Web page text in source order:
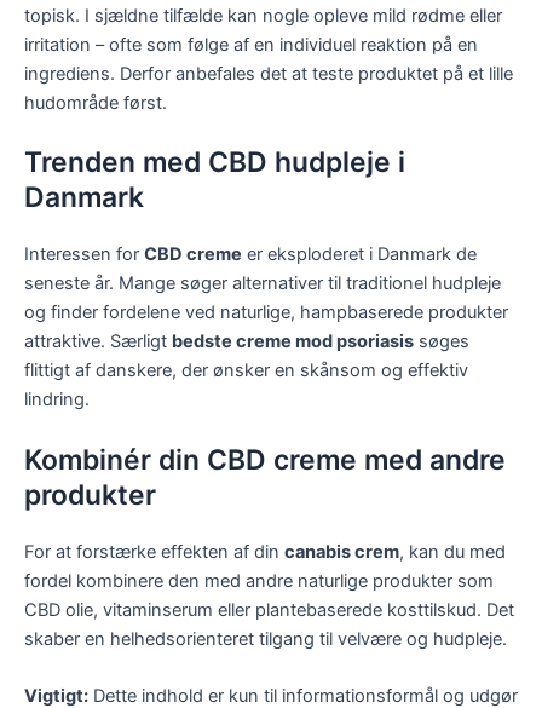
topisk. I sjældne tilfælde kan nogle opleve mild rødme eller
irritation – ofte som følge af en individuel reaktion på en
ingrediens. Derfor anbefales det at teste produktet på et lille
hudområde først.
Trenden med CBD hudpleje i
Danmark
Interessen for CBD creme er eksploderet i Danmark de
seneste år. Mange søger alternativer til traditionel hudpleje
og finder fordelene ved naturlige, hampbaserede produkter
attraktive. Særligt bedste creme mod psoriasis søges
flittigt af danskere, der ønsker en skånsom og effektiv
lindring.
Kombinér din CBD creme med andre
produkter
For at forstærke effekten af din canabis crem, kan du med
fordel kombinere den med andre naturlige produkter som
CBD olie, vitaminserum eller plantebaserede kosttilskud. Det
skaber en helhedsorienteret tilgang til velvære og hudpleje.
Vigtigt: Dette indhold er kun til informationsformål og udgør